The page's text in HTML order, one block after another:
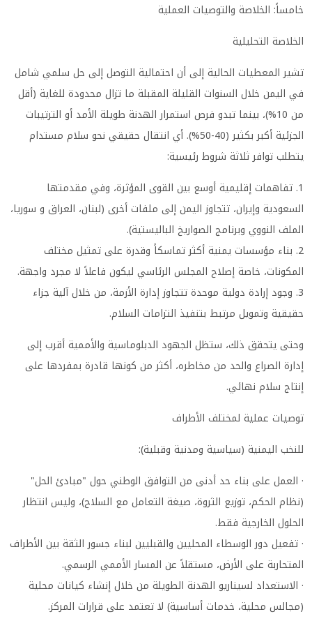
خامساً: الخلاصة والتوصيات العملية
الخلاصة التحليلية
تشير المعطيات الحالية إلى أن احتمالية التوصل إلى حل سلمي شامل
في اليمن خلال السنوات القليلة المقبلة ما تزال محدودة للغاية (أقل
من 10%)، بينما تبدو فرص استمرار الهدنة طويلة الأمد أو الترتيبات
الجزئية أكبر بكثير (40-50%). أي انتقال حقيقي نحو سلام مستدام
يتطلب توافر ثلاثة شروط رئيسية:
1. تفاهمات إقليمية أوسع بين القوى المؤثرة، وفي مقدمتها
السعودية وإيران، تتجاوز اليمن إلى ملفات أخرى (لبنان، العراق و سوريا،
الملف النووي وبرنامج الصواريخ الباليستية).
2. بناء مؤسسات يمنية أكثر تماسكاً وقدرة على تمثيل مختلف
المكونات، خاصة إصلاح المجلس الرئاسي ليكون فاعلاً لا مجرد واجهة.
3. وجود إرادة دولية موحدة تتجاوز إدارة الأزمة، من خلال آلية جزاء
حقيقية وتمويل مرتبط بتنفيذ التزامات السلام.
وحتى يتحقق ذلك، ستظل الجهود الدبلوماسية والأممية أقرب إلى
إدارة الصراع والحد من مخاطره، أكثر من كونها قادرة بمفردها على
إنتاج سلام نهائي.
توصيات عملية لمختلف الأطراف
للنخب اليمنية (سياسية ومدنية وقبلية):
· العمل على بناء حد أدنى من التوافق الوطني حول "مبادئ الحل"
(نظام الحكم، توزيع الثروة، صيغة التعامل مع السلاح)، وليس انتظار
الحلول الخارجية فقط.
· تفعيل دور الوسطاء المحليين والقبليين لبناء جسور الثقة بين الأطراف
المتحاربة على الأرض، مستقلاً عن المسار الأممي الرسمي.
· الاستعداد لسيناريو الهدنة الطويلة من خلال إنشاء كيانات محلية
(مجالس محلية، خدمات أساسية) لا تعتمد على قرارات المركز.